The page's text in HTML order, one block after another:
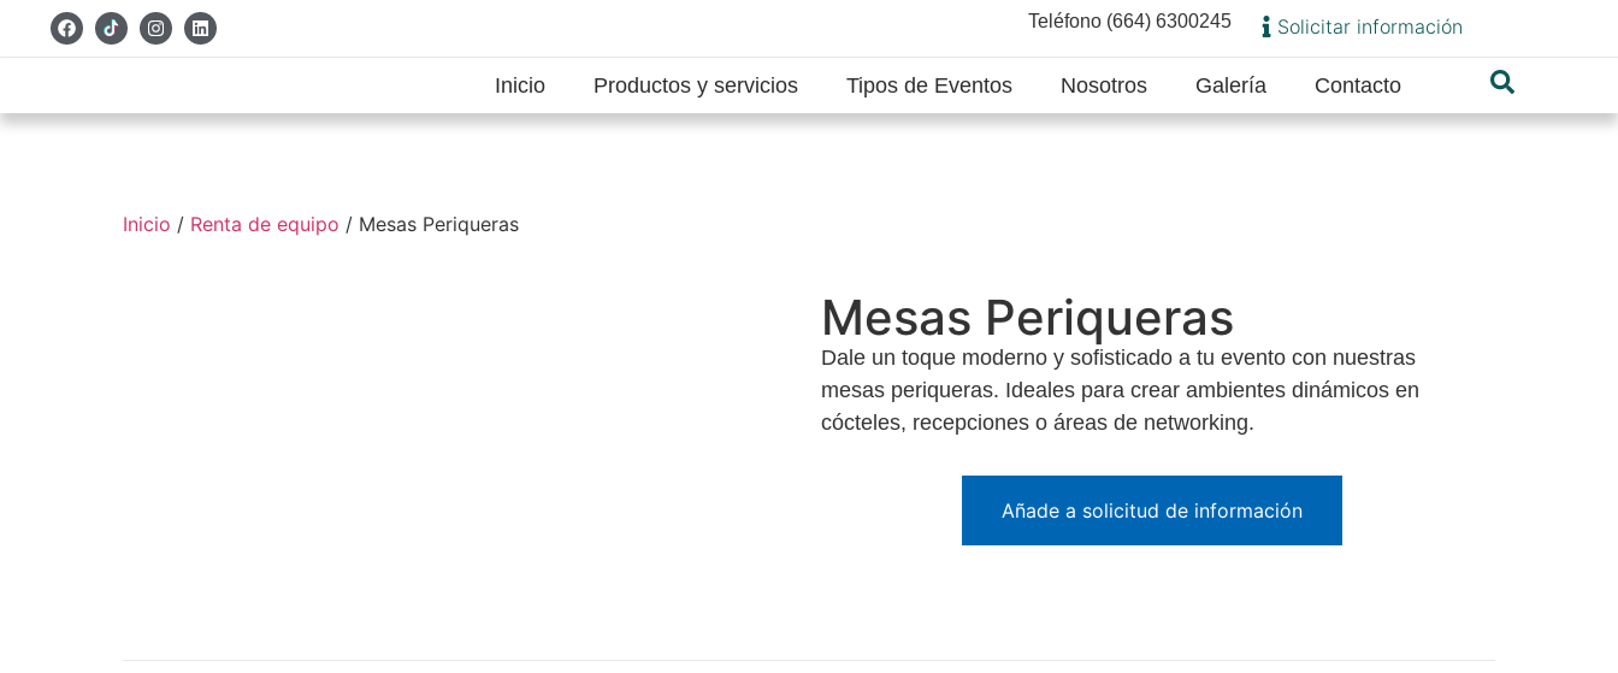
Teléfono (664) 6300245 Solicitar información
Inicio Productos y servicios Tipos de Eventos Nosotros Galería Contacto
Inicio / Renta de equipo / Mesas Periqueras
Mesas Periqueras
Dale un toque moderno y sofisticado a tu evento con nuestras
mesas periqueras. Ideales para crear ambientes dinámicos en
cócteles, recepciones o áreas de networking.
Añade a solicitud de información